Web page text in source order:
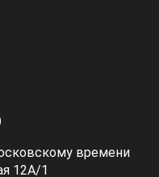
времени
12А/1